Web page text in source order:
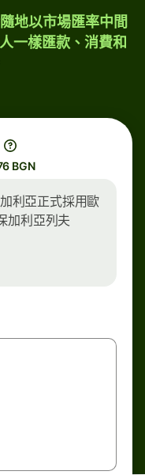
地以市場匯率中間
一樣匯款、消費和
BGN
利亞正式採用歐
加利亞列夫